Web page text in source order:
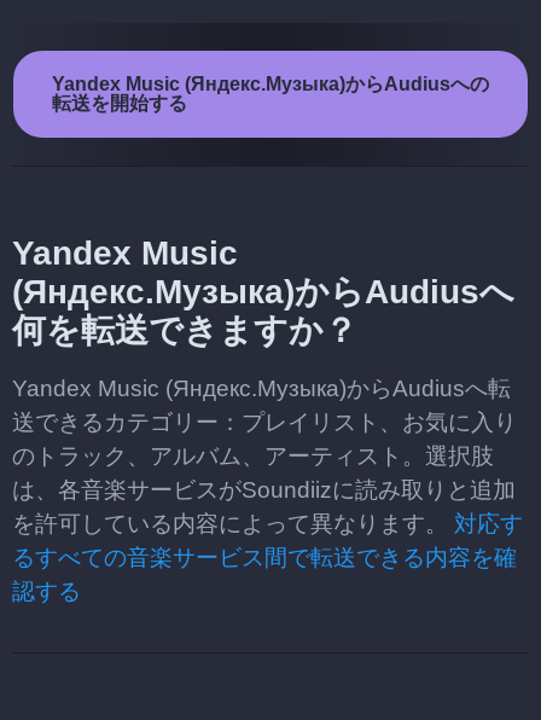
Yandex Music (Яндекс.Музыка)からAudiusへの
転送を開始する
Yandex Music
(Яндекс.Музыка)からAudiusへ
何を転送できますか？
Yandex Music (Яндекс.Музыка)からAudiusへ転
送できるカテゴリー：プレイリスト、お気に入り
のトラック、アルバム、アーティスト。選択肢
は、各音楽サービスがSoundiizに読み取りと追加
を許可している内容によって異なります。 対応す
るすべての音楽サービス間で転送できる内容を確
認する